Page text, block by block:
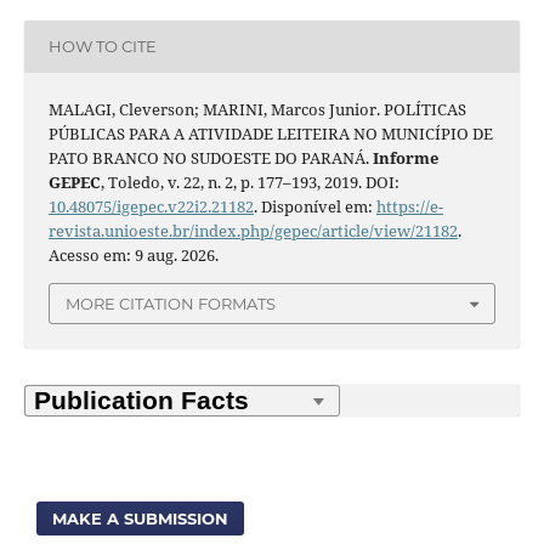
HOW TO CITE
MALAGI, Cleverson; MARINI, Marcos Junior. POLÍTICAS
PÚBLICAS PARA A ATIVIDADE LEITEIRA NO MUNICÍPIO DE
PATO BRANCO NO SUDOESTE DO PARANÁ.Informe
GEPEC, Toledo, v. 22, n. 2, p. 177–193, 2019. DOI:
10.48075/igepec.v22i2.21182. Disponível em: https://e-
revista.unioeste.br/index.php/gepec/article/view/21182.
Acesso em: 9 aug. 2026.
MORE CITATION FORMATS
MAKE A SUBMISSION